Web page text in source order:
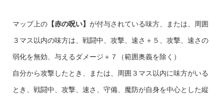
マップ上の【赤の呪い】 が付与されている味方、または、周囲
３マス以内の味方は、戦闘中、攻撃、速さ＋５、攻撃、速さの
弱化を無効、与えるダメージ＋７（範囲奥義を除く）
自分から攻撃したとき、または、周囲３マス以内に味方がいる
とき、戦闘中、攻撃、速さ、守備、魔防が自身を中心とした縦